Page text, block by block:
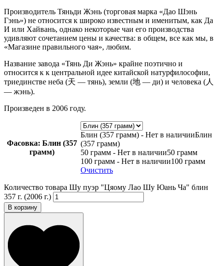
Производитель Тяньди Жэнь (торговая марка «Дао Шэнь
Гэнь») не относится к широко известным и именитым, как Да
И или Хайвань, однако некоторые чаи его производства
удивляют сочетанием цены и качества: в общем, все как мы, в
«Магазине правильного чая», любим.
Название завода «Тянь Ди Жэнь» крайне поэтично и
относится к к центральной идее китайской натурфилософии,
триединстве неба (天 — тянь), земли (地 — ди) и человека (人
— жэнь).
Произведен в 2006 году.
Фасовка: Блин (357
грамм)
Блин (357 грамм) - Нет в наличииБлин
(357 грамм)
50 грамм - Нет в наличии50 грамм
100 грамм - Нет в наличии100 грамм
Очистить
Количество товара Шу пуэр "Цяому Лао Шу Юань Ча" блин
357 г. (2006 г.)
В корзину